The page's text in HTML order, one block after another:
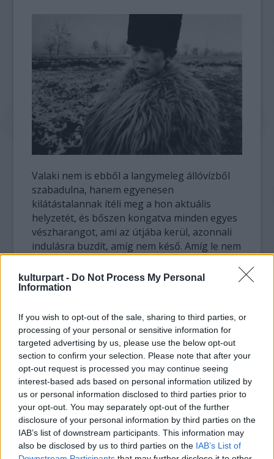
kulturpart - Do Not Process My Personal
Information
If you wish to opt-out of the sale, sharing to third parties, or
processing of your personal or sensitive information for
targeted advertising by us, please use the below opt-out
section to confirm your selection. Please note that after your
opt-out request is processed you may continue seeing
interest-based ads based on personal information utilized by
us or personal information disclosed to third parties prior to
your opt-out. You may separately opt-out of the further
disclosure of your personal information by third parties on the
IAB’s list of downstream participants. This information may
also be disclosed by us to third parties on the IAB’s List of
Valaki nem is ebből a langymeleg állóvízből
szabadulna, hanem egyenesen
kilátástalannak ítéli meg a hon aktuális
helyzetét, és bőszen kongatva minden egyes
vészharangot, ami az útjába kerül, azonnali
indulásra buzdít, amíg nem késő. Amíg le nem
államkassza, ránk nem esik egy meteor vagy
el nem lep minket az óriáshangyák hordája.
Nem azt mondom, hogy egyáltalán nincs
semmi baj. Azt sem, hogy nem értem meg azt,
aki nem fájó szívvel búcsúzkodik kishazája
lágy lankáitól, hanem mosolyogva veti magát
egy másik állam ölelő karjaiba. Én csak annyit
szeretnék erre mondani, hogy én bizony nem
megyek sehova.
Se kicsit, se nagyon. Utazni nyilván fogok, ha
tehetem, mert körülnézni kell, de nekem